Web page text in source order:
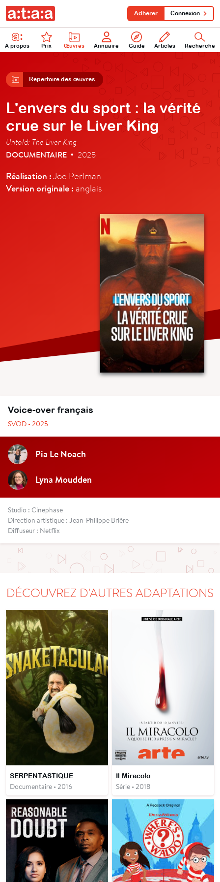
À propos Prix Œuvres Annuaire Guide Articles Recherche
Adhérer Connexion
Répertoire des œuvres
L'envers du sport : la vérité
crue sur le Liver King
Untold: The Liver King
DOCUMENTAIRE • 2025
Réalisation :Joe Perlman
Version originale : anglais
Voice-over français
SVOD • 2025
Pia Le Noach
Lyna Moudden
Studio : Cinephase
Direction artistique : Jean-Philippe Brière
Diffuseur : Netflix
DÉCOUVREZ D'AUTRES ADAPTATIONS
SERPENTASTIQUE
Documentaire • 2016
Il Miracolo
Série • 2018